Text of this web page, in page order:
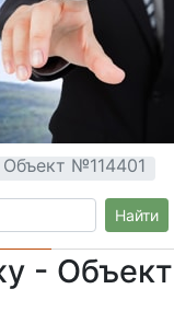
№114401
Найти
- Объект